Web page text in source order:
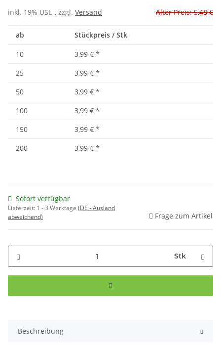
inkl. 19% USt. , zzgl. Versand Alter Preis: 5,48 €
ab Stückpreis / Stk
10 3,99 € *
25
3,99 € *
50
3,99 € *
100
3,99 € *
150
3,99 € *
200
3,99 € *
Sofort verfügbar
Lieferzeit: 1 - 3 Werktage (DE - Ausland
abweichend)
Frage zum Artikel
Stk
Beschreibung